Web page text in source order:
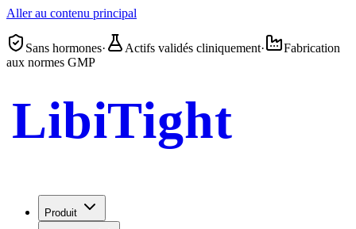
Aller au contenu principal
Sans hormones· Actifs validés cliniquement·
Fabrication
aux normes GMP
LibiTight
Produit